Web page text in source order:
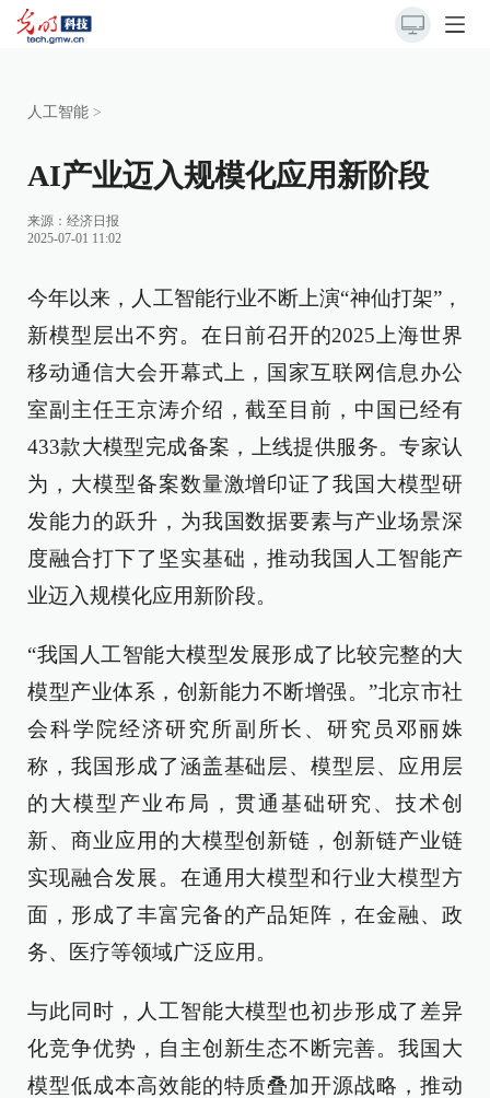
人工智能 >
AI产业迈入规模化应用新阶段
来源： 经济日报
2025-07-01 11:02
今年以来，人工智能行业不断上演“神仙打架”，
新模型层出不穷。在日前召开的2025上海世界
移动通信大会开幕式上，国家互联网信息办公
室副主任王京涛介绍，截至目前，中国已经有
433款大模型完成备案，上线提供服务。专家认
为，大模型备案数量激增印证了我国大模型研
发能力的跃升，为我国数据要素与产业场景深
度融合打下了坚实基础，推动我国人工智能产
业迈入规模化应用新阶段。
“我国人工智能大模型发展形成了比较完整的大
模型产业体系，创新能力不断增强。”北京市社
会科学院经济研究所副所长、研究员邓丽姝
称，我国形成了涵盖基础层、模型层、应用层
的大模型产业布局，贯通基础研究、技术创
新、商业应用的大模型创新链，创新链产业链
实现融合发展。在通用大模型和行业大模型方
面，形成了丰富完备的产品矩阵，在金融、政
务、医疗等领域广泛应用。
与此同时，人工智能大模型也初步形成了差异
化竞争优势，自主创新生态不断完善。我国大
模型低成本高效能的特质叠加开源战略，推动